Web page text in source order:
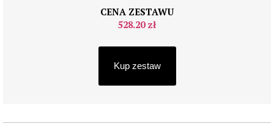
CENA ZESTAWU
528.20 zł
Kup zestaw